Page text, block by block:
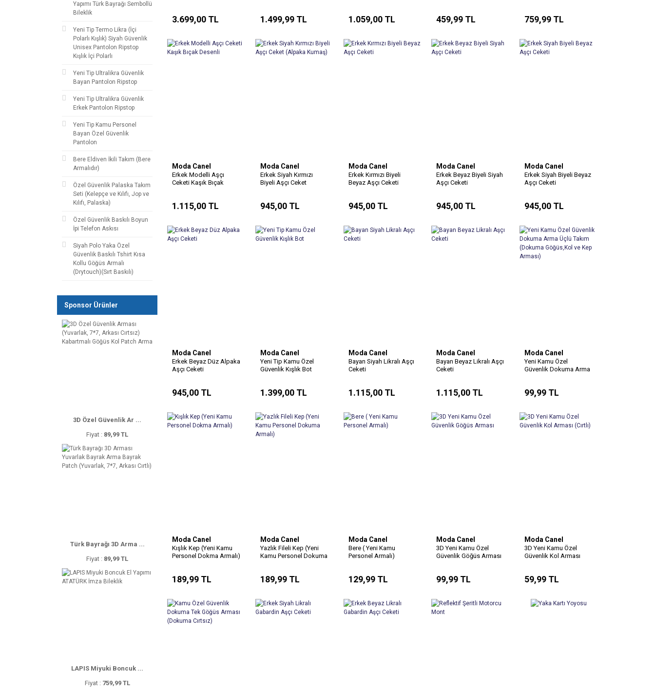
Yapımı Türk Bayrağı Sembollü
Bileklik
Yeni Tip Termo Likra (İçi
Polarlı Kışlık) Siyah Güvenlik
Unisex Pantolon Ripstop
Kışlık İçi Polarlı
Yeni Tip Ultralikra Güvenlik
Bayan Pantolon Ripstop
Yeni Tip Ultralikra Güvenlik
Erkek Pantolon Ripstop
Yeni Tip Kamu Personel
Bayan Özel Güvenlik
Pantolon
Bere Eldiven İkili Takım (Bere
Armalıdır)
Özel Güvenlik Palaska Takım
Seti (Kelepçe ve Kılıfı, Jop ve
Kılıfı, Palaska)
Özel Güvenlik Baskılı Boyun
İpi Telefon Askısı
Siyah Polo Yaka Özel
Güvenlik Baskılı Tshirt Kısa
Kollu Göğüs Armalı
(Drytouch)(Sırt Baskılı)
Sponsor Ürünler
3D Özel Güvenlik Ar ...
Fiyat : 89,99 TL
Türk Bayrağı 3D Arma ...
Fiyat : 89,99 TL
LAPIS Miyuki Boncuk ...
Fiyat : 759,99 TL
3.699,00 TL 1.499,99 TL 1.059,00 TL 459,99 TL 759,99 TL
Moda Canel
Erkek Modelli Aşçı
Ceketi Kaşık Bıçak
1.115,00 TL
Moda Canel
Erkek Siyah Kırmızı
Biyeli Aşçı Ceket
945,00 TL
Moda Canel
Erkek Kırmızı Biyeli
Beyaz Aşçı Ceketi
945,00 TL
Moda Canel
Erkek Beyaz Biyeli Siyah
Aşçı Ceketi
945,00 TL
Moda Canel
Erkek Siyah Biyeli Beyaz
Aşçı Ceketi
945,00 TL
Moda Canel
Erkek Beyaz Düz Alpaka
Aşçı Ceketi
945,00 TL
Moda Canel
Yeni Tip Kamu Özel
Güvenlik Kışlık Bot
1.399,00 TL
Moda Canel
Bayan Siyah Likralı Aşçı
Ceketi
1.115,00 TL
Moda Canel
Bayan Beyaz Likralı Aşçı
Ceketi
1.115,00 TL
Moda Canel
Yeni Kamu Özel
Güvenlik Dokuma Arma
Arması)
99,99 TL
Moda Canel
Kışlık Kep (Yeni Kamu
Personel Dokma Armalı)
189,99 TL
Moda Canel
Yazlık Fileli Kep (Yeni
Kamu Personel Dokuma
189,99 TL
Moda Canel
Bere ( Yeni Kamu
Personel Armalı)
129,99 TL
Moda Canel
3D Yeni Kamu Özel
Güvenlik Göğüs Arması
99,99 TL
Moda Canel
3D Yeni Kamu Özel
Güvenlik Kol Arması
59,99 TL